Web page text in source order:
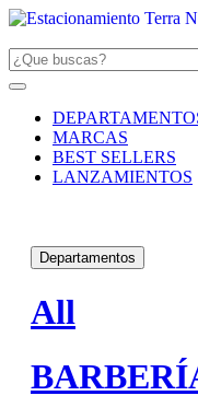
MARCAS
BEST SELLERS
LANZAMIENTOS
Departamentos
All